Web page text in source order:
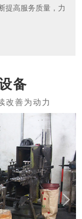
提高服务质量，力
备